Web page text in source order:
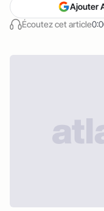
Écoutez cet article
Ajouter